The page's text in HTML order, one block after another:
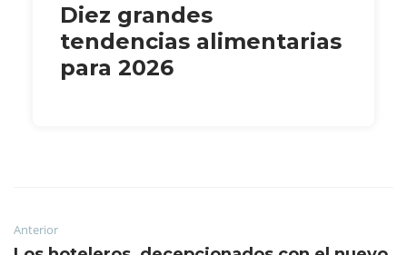
Diez grandes
tendencias alimentarias
para 2026
Anterior